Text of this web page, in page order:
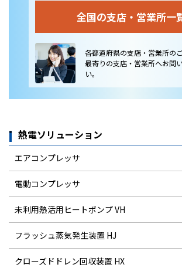
全国の支店・営業所一
各都道府県の支店・営業所のご
最寄りの支店・営業所へお問
い。
熱電ソリューション
エアコンプレッサ
電動コンプレッサ
未利用熱活用ヒートポンプ VH
フラッシュ蒸気発生装置 HJ
クローズドドレン回収装置 HX